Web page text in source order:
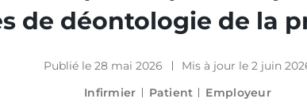
Les bulletins de l'Ordre
de déontologie de la
Publié le 28 mai 2026
Mis à jour le 2 juin
Infirmier
Patient Employeur